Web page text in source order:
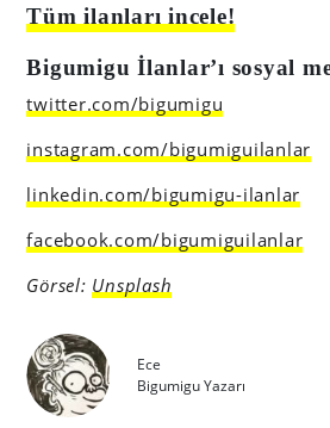
Tüm ilanları incele!
Bigumigu İlanlar’ı sosyal
twitter.com/bigumigu
instagram.com/bigumiguilanlar
linkedin.com/bigumigu-ilanlar
facebook.com/bigumiguilanlar
Görsel: Unsplash
Ece
Bigumigu Yazarı